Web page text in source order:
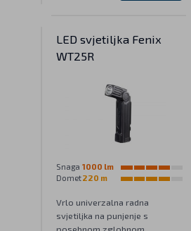
LED svjetiljka Fenix
WT25R
Snaga 1000 lm
Domet220 m
Vrlo univerzalna radna
svjetiljka na punjenje s